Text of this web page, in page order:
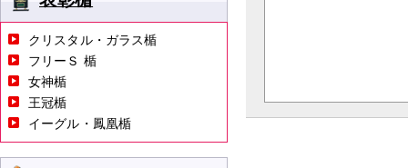
クリスタル・ガラス楯
フリーＳ 楯
女神楯
王冠楯
イーグル・鳳凰楯